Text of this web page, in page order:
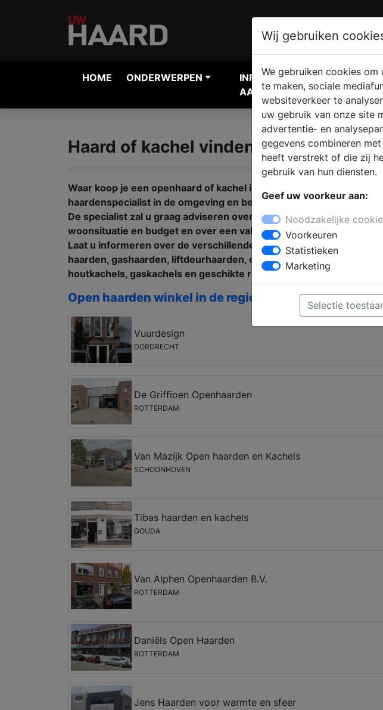
HOME ONDERWERPEN
INFORMATIE
AANVRAGEN
Haard of kachel vinden in Lekkerkerk
Waar koop je een openhaard of kachel in Lekkerkerk? Bezoek een
haardenspecialist in de omgeving en bekijk alle soorten haarden in
De specialist zal u graag adviseren over een geschikte haard
woonsituatie en budget en over een vakkundige installatie van uw
Laat u informeren over de verschillende mogelijkheden op het
haarden, gashaarden, liftdeurhaarden, cv houthaarden, pellet
houtkachels, gaskachels en geschikte rookkanalen
Open haarden winkel in de regio Lekkerkerk
Vuurdesign
DORDRECHT
De Griffioen Openhaarden
ROTTERDAM
Van Mazijk Open haarden en Kachels
SCHOONHOVEN
Tibas haarden en kachels
GOUDA
Van Alphen Openhaarden B.V.
ROTTERDAM
Daniëls Open Haarden
ROTTERDAM
Jens Haarden voor warmte en sfeer
Wij gebruiken
We gebruiken cookies
te maken, sociale
websiteverkeer te
uw gebruik van onze site
advertentie- en
gegevens combineren
heeft verstrekt of die zij
gebruik van hun diensten.
Geef uw voorkeur aan:
Noodzakelijke
Voorkeuren
Statistieken
Marketing
Selectie